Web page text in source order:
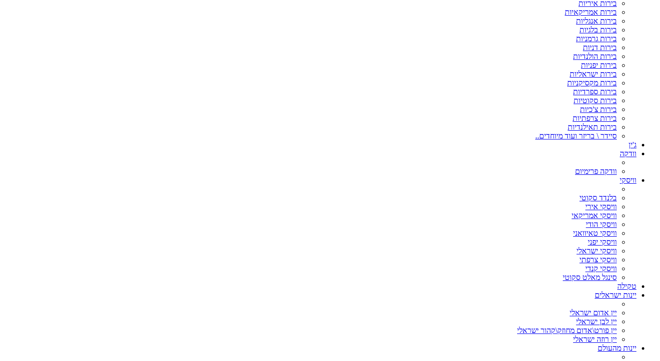
בירות איריות
בירות אמריקאיות
בירות אנגליות
בירות בלגיות
בירות גרמניות
בירות דניות
בירות הולנדיות
בירות יפניות
בירות ישראליות
בירות מקסיקניות
בירות ספרדיות
בירות סקוטיות
בירות צ'כיות
בירות צרפתיות
בירות תאילנדיות
סיידר \ בריזר ועוד מיוחדים..
ג'ין
וודקה
וודקה פרימיום
וויסקי
בלנדד סקוטי
וויסקי אירי
וויסקי אמריקאי
וויסקי הודי
וויסקי טאיוואני
וויסקי יפני
וויסקי ישראלי
וויסקי צרפתי
וויסקי קנדי
סינגל מאלט סקוטי
טקילה
יינות ישראלים
יין אדום ישראלי
יין לבן ישראלי
יין פורט\אדום מחוזק\קהור ישראלי
יין רוזה ישראלי
יינות מהעולם